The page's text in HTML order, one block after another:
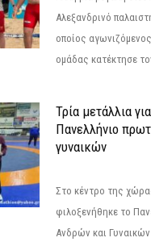
Αλεξανδρινό
οποίος
ομάδας κατέκτησε
Τρία μετάλλια
Πανελλήνιο
γυναικών
Στο κέντρο της
φιλοξενήθηκε το
Ανδρών και